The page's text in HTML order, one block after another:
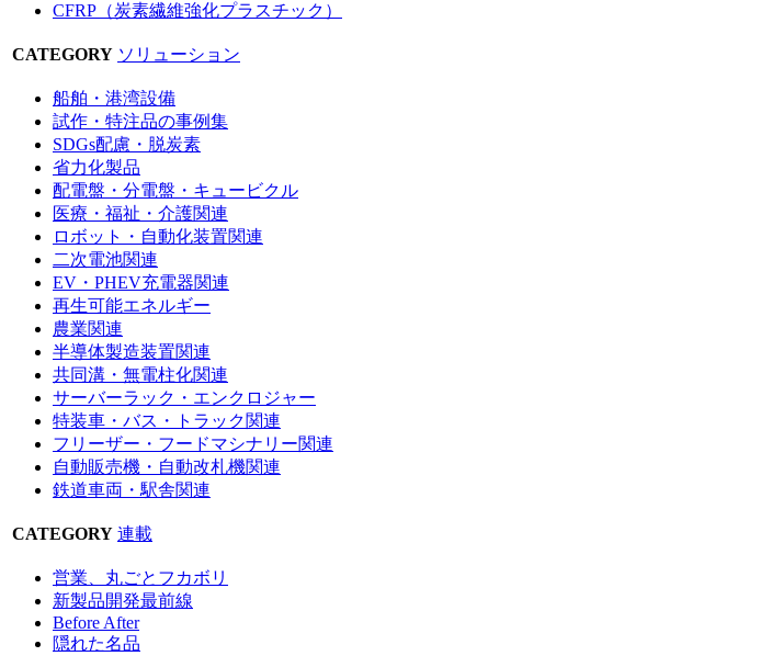
CFRP（炭素繊維強化プラスチック）
CATEGORY ソリューション
船舶・港湾設備
試作・特注品の事例集
SDGs配慮・脱炭素
省力化製品
配電盤・分電盤・キュービクル
医療・福祉・介護関連
ロボット・自動化装置関連
二次電池関連
EV・PHEV充電器関連
再生可能エネルギー
農業関連
半導体製造装置関連
共同溝・無電柱化関連
サーバーラック・エンクロジャー
特装車・バス・トラック関連
フリーザー・フードマシナリー関連
自動販売機・自動改札機関連
鉄道車両・駅舎関連
CATEGORY 連載
営業、丸ごとフカボリ
新製品開発最前線
Before After
隠れた名品